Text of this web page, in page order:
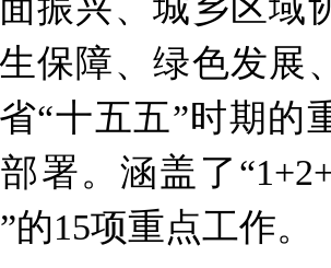
振兴、城乡区域
保障、绿色发展
“十五五”时期的
署。涵盖了
的15项重点工作。